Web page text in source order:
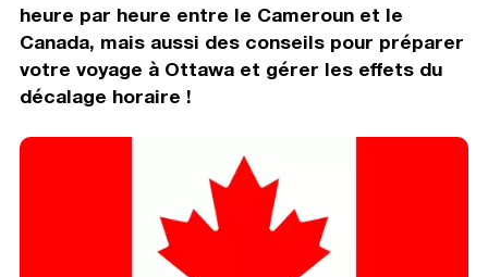
heure par heure entre le Cameroun et le
Canada, mais aussi des conseils pour préparer
votre voyage à Ottawa et gérer les effets du
décalage horaire !